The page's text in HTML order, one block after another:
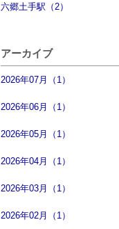
六郷土手駅（2）
アーカイブ
2026年07月（1）
2026年06月（1）
2026年05月（1）
2026年04月（1）
2026年03月（1）
2026年02月（1）